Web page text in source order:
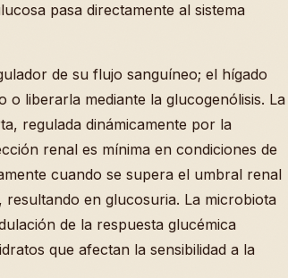
pasa directamente al sistema
de su flujo sanguíneo; el hígado
liberarla mediante la glucogenólisis. La
regulada dinámicamente por la
renal es mínima en condiciones de
cuando se supera el umbral renal
en glucosuria. La microbiota
de la respuesta glucémica
que afectan la sensibilidad a la